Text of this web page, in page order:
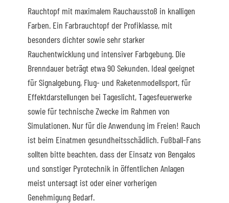
Rauchtopf mit maximalem Rauchausstoß in knalligen
Farben. Ein Farbrauchtopf der Profiklasse, mit
besonders dichter sowie sehr starker
Rauchentwicklung und intensiver Farbgebung. Die
Brenndauer beträgt etwa 90 Sekunden. Ideal geeignet
für Signalgebung, Flug- und Raketenmodellsport, für
Effektdarstellungen bei Tageslicht, Tagesfeuerwerke
sowie für technische Zwecke im Rahmen von
Simulationen. Nur für die Anwendung im Freien! Rauch
ist beim Einatmen gesundheitsschädlich. Fußball-Fans
sollten bitte beachten, dass der Einsatz von Bengalos
und sonstiger Pyrotechnik in öffentlichen Anlagen
meist untersagt ist oder einer vorherigen
Genehmigung Bedarf.